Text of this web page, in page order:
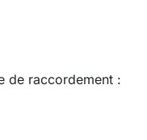
de raccordement :